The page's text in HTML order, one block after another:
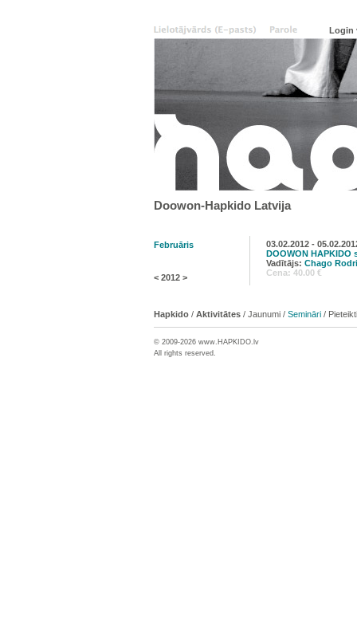
Doowon-Hapkido Latvija
Februāris
03.02.2012 -
DOOWON HAPKIDO
Vadītājs: Chago
Cena: 40.00 €
< 2012 >
Hapkido / Aktivitātes / Jaunumi / Semināri /
© 2009-2026 www. HAPKIDO.lv
All rights reserved.